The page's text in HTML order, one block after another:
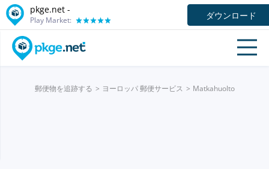
pkge.net -
Play Market: ダウンロード
郵便物を追跡する ヨーロッパ 郵便サービス Matkahuolto